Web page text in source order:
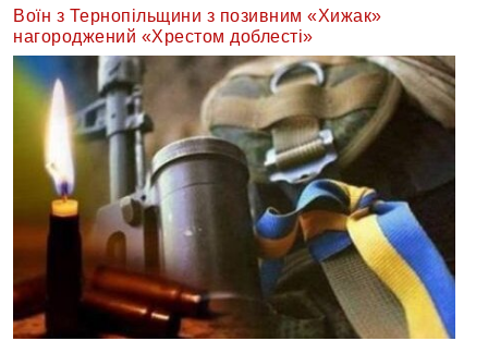
Воїн з Тернопільщини з позивним «Хижак»
нагороджений «Хрестом доблесті»